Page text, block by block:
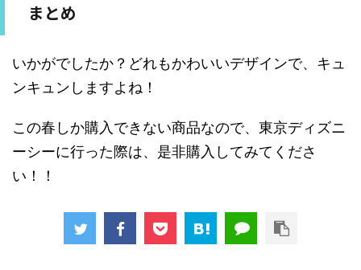
まとめ
いかがでしたか？どれもかわいいデザインで、キュ
ンキュンしますよね！
この春しか購入できない商品なので、東京ディズニ
ーシーに行った際は、是非購入してみてくださ
い！！